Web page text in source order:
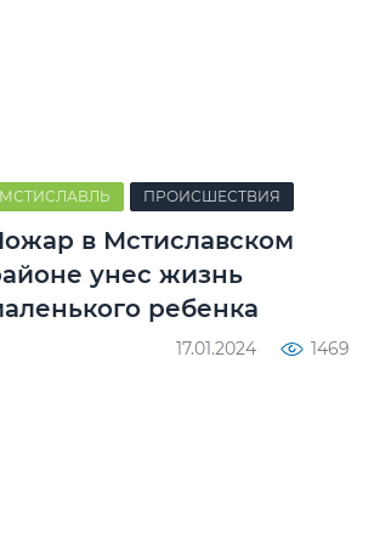
МСТИСЛАВЛЬ ПРОИСШЕСТВИЯ
в Мстиславском
унес жизнь
ребенка
17.01.2024 1469